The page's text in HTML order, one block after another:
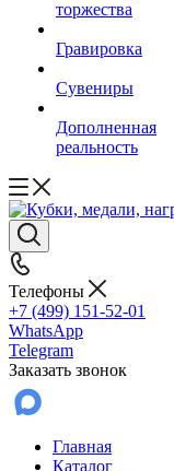
торжества
Гравировка
Сувениры
Дополненная
реальность
Телефоны
+7 (499) 151-52-01
WhatsApp
Telegram
Заказать звонок
Главная
Каталог